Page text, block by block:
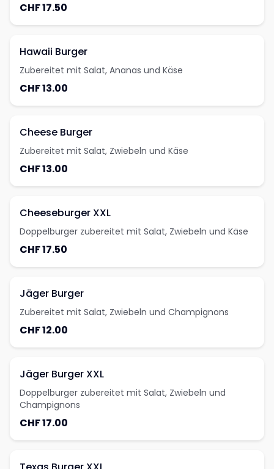
CHF 17.50
Hawaii Burger
Zubereitet mit Salat, Ananas und Käse
CHF 13.00
Cheese Burger
Zubereitet mit Salat, Zwiebeln und Käse
CHF 13.00
Cheeseburger XXL
Doppelburger zubereitet mit Salat, Zwiebeln und Käse
CHF 17.50
Jäger Burger
Zubereitet mit Salat, Zwiebeln und Champignons
CHF 12.00
Jäger Burger XXL
Doppelburger zubereitet mit Salat, Zwiebeln und
Champignons
CHF 17.00